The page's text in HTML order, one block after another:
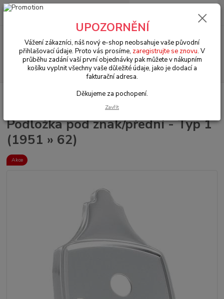
Menu
Hledat
+420 602 330 329
0 Kč
VW Brouk Typ 1 (1938 » 03) Exteriér (Exterior)
Podložka pod znak/přední - Typ 1
(1951 » 62)
Akce
UPOZORNĚNÍ
Vážení zákazníci, náš nový e-shop neobsahuje vaše původní
přihlašovací údaje. Proto vás prosíme, zaregistrujte se znovu. V
průběhu zadání vaší první objednávky pak můžete v nákupním
košíku vyplnit všechny vaše důležité údaje, jako je dodací a
fakturační adresa.
Děkujeme za pochopení.
Zavřít